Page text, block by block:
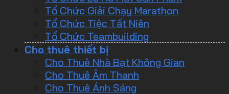
Tổ Chức Giải Chạy Marathon
Tổ Chức Tiệc Tất Niên
Tổ Chức Teambuilding
Cho thuê thiết bị
Cho Thuê Nhà Bạt Không Gian
Cho Thuê Âm Thanh
Cho Thuê Ánh Sáng